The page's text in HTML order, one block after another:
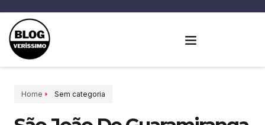
Home Sem categoria